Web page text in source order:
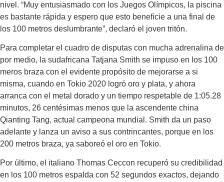
nivel. “Muy entusiasmado con los Juegos Olímpicos, la piscina
es bastante rápida y espero que esto beneficie a una final de
los 100 metros deslumbrante”, declaró el joven tritón.
Para completar el cuadro de disputas con mucha adrenalina de
por medio, la sudafricana Tatjana Smith se impuso en los 100
meros braza con el evidente propósito de mejorarse a si
misma, cuando en Tokio 2020 logró oro y plata, y ahora
arranca con el metal dorado y un tiempo respetable de 1:05.28
minutos, 26 centésimas menos que la ascendente china
Qianting Tang, actual campeona mundial. Smith da un paso
adelante y lanza un aviso a sus contrincantes, porque en los
200 metros braza, ya saboreó el oro en Tokio.
Por último, el italiano Thomas Ceccon recuperó su credibilidad
en los 100 metros espalda con 52 segundos exactos, dejando